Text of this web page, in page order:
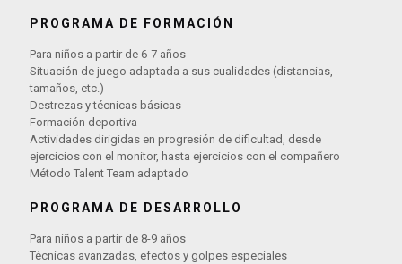
PROGRAMA DE FORMACIÓN
Para niños a partir de 6-7 años
Situación de juego adaptada a sus cualidades (distancias,
tamaños, etc.)
Destrezas y técnicas básicas
Formación deportiva
Actividades dirigidas en progresión de dificultad, desde
ejercicios con el monitor, hasta ejercicios con el compañero
Método Talent Team adaptado
PROGRAMA DE DESARROLLO
Para niños a partir de 8-9 años
Técnicas avanzadas, efectos y golpes especiales